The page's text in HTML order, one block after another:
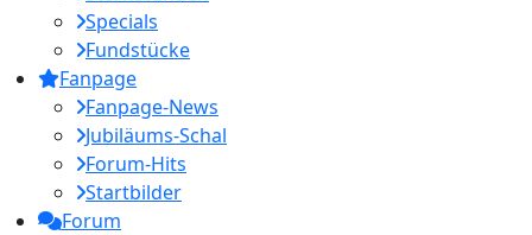
Specials
Fundstücke
Fanpage
Fanpage-News
Jubiläums-Schal
Forum-Hits
Startbilder
Forum